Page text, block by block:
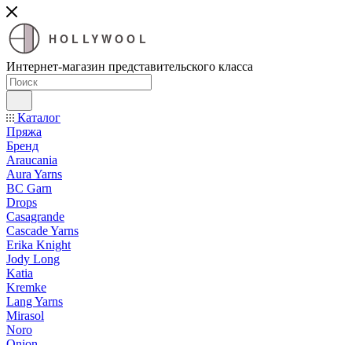
HOLLYWOOL
Интернет-магазин представительского класса
Каталог
Пряжа
Бренд
Araucania
Aura Yarns
BC Garn
Drops
Casagrande
Cascade Yarns
Erika Knight
Jody Long
Katia
Kremke
Lang Yarns
Mirasol
Noro